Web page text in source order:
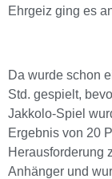
Ehrgeiz ging es
Da wurde schon
Std. gespielt,
Jakkolo-Spiel
Ergebnis von 20
Herausforderung
Anhänger und